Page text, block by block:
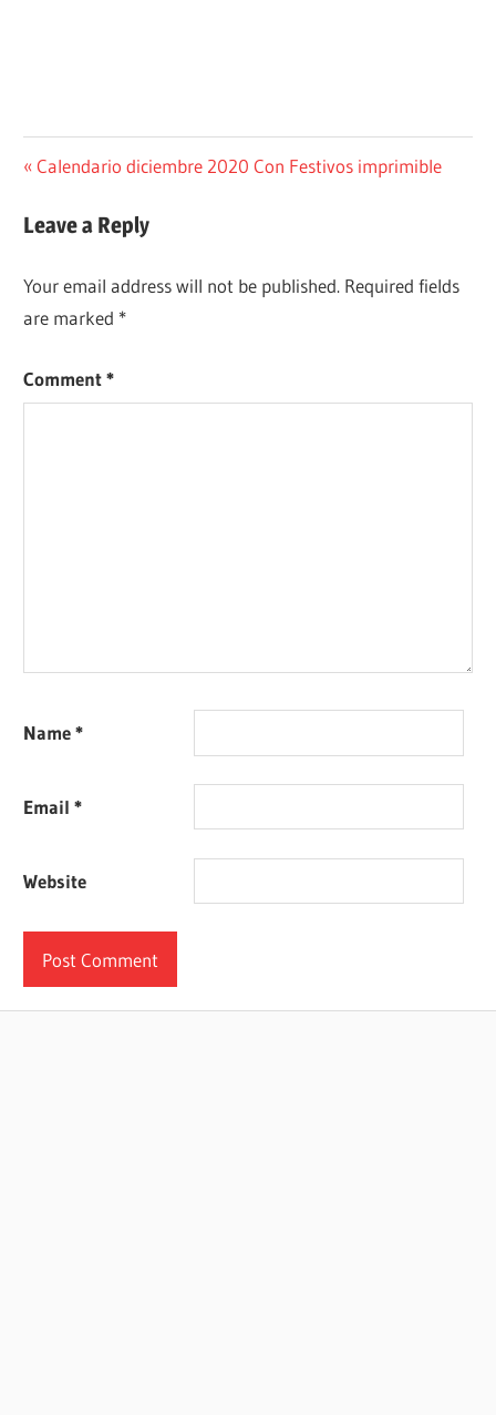
Post
navigation
Previous
Calendario diciembre 2020 Con Festivos imprimible
Leave a Reply
Your email address will not be published. Required fields
are marked *
Comment*
Name*
Email*
Website